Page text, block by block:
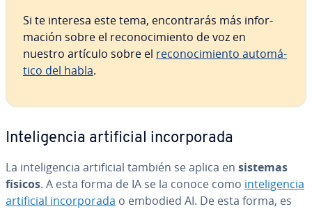
Si te interesa este tema, en­co­n­tra­rás más in­fo­r­
ma­ción sobre el re­co­no­ci­mie­n­to de voz en
nuestro artículo sobre el re­co­no­ci­mie­n­to au­to­má­
ti­co del habla.
In­te­li­ge­n­cia ar­ti­fi­cial in­co­r­po­ra­da
La in­te­li­ge­n­cia ar­ti­fi­cial también se aplica en sistemas
físicos. A esta forma de IA se la conoce como in­te­li­ge­n­cia
ar­ti­fi­cial in­co­r­po­ra­da o embodied AI. De esta forma, es